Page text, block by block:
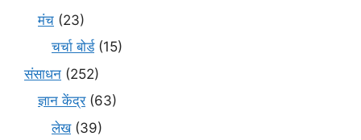
मंच (23)
चर्चा बोर्ड(15)
संसाधन (252)
ज्ञान केंद्र(63)
लेख(39)